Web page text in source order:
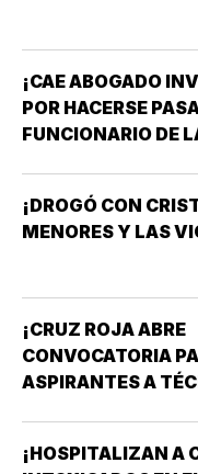
¡CAE ABOGADO
POR HACERSE
FUNCIONARIO DE
¡DROGÓ CON
MENORES Y LAS
¡CRUZ ROJA ABRE
CONVOCATORIA
ASPIRANTES A
¡HOSPITALIZAN A